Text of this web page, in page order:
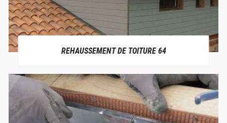
REHAUSSEMENT DE TOITURE 64